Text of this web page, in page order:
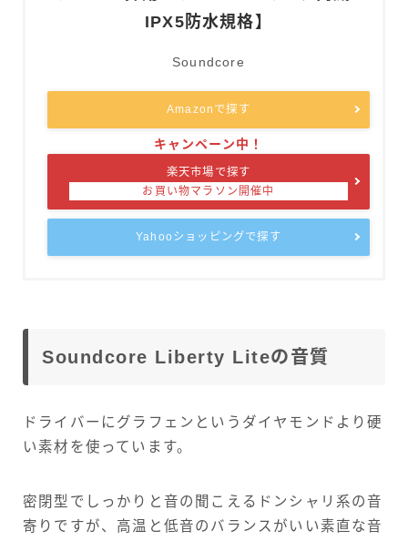
IPX5防水規格】
Soundcore
Amazonで探す
楽天市場で探す
Yahooショッピングで探す
Soundcore Liberty Liteの音質
ドライバーにグラフェンというダイヤモンドより硬
い素材を使っています。
密閉型でしっかりと音の聞こえるドンシャリ系の音
寄りですが、高温と低音のバランスがいい素直な音